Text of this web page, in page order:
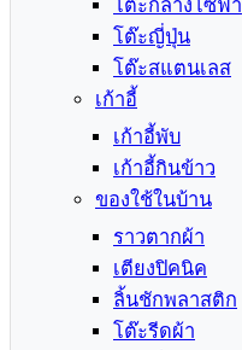
โต๊ะกลางโซฟา
โต๊ะญี่ปุ่น
โต๊ะสแตนเลส
เก้าอี้
เก้าอี้พับ
เก้าอี้กินข้าว
ของใช้ในบ้าน
ราวตากผ้า
เตียงปิคนิค
ลิ้นชักพลาสติก
โต๊ะรีดผ้า